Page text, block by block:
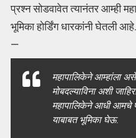
प्रश्न सोडवावेत त्यानंतर आम्ही
भूमिका होर्डिंग धारकांनी घेतली आहे.
—
महापालिकेने आम्हांला
मोबदल्याविना अशी
महापालिकेने आधी आमचे
याबाबत भूमिका घेऊ.